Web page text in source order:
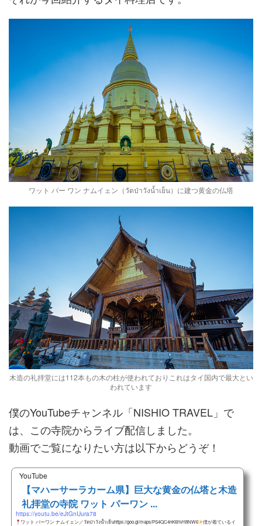
ワット パー ワン ナムイェン（วัดป่าวังน้ำเย็น）に建つ黄金の仏塔
木造の礼拝堂には112本もの木の柱が使われておりこれはタイ国内で最大とい
われています
僕のYouTubeチャンネル「NISHIO TRAVEL」で
は、この寺院からライブ配信しました。
動画でご覧になりたい方は以下からどうぞ！
YouTube
【マハーサーラカーム県】巨大な黄金の仏塔と木造
礼拝堂の寺院 ワット パーワン ...
https://youtu.be/eJtGnUura78
ワット パーワン ナムイェン／วัดป่าวังน้ำเย็นhttps://goo.gl/maps/PS4QC4nK6hVrt8NW6
僕が着ているイ